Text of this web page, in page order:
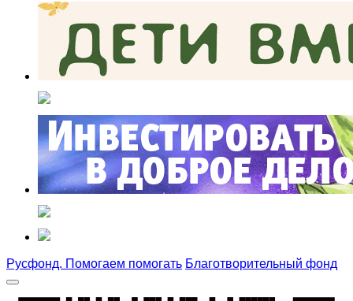
Русфонд. Помогаем помогать Благотворительный фонд